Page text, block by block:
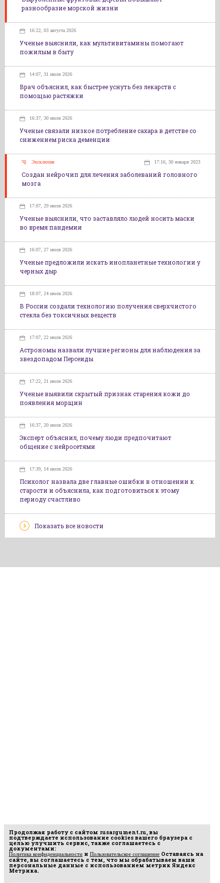
разнообразие морской жизни
16:22, 03 августа 2026
Ученые выяснили, как мультивитамины помогают
пожилым в быту
14:07, 31 июля 2026
Врач объяснил, как быстрее уснуть без лекарств с
помощью растяжки
16:37, 30 июля 2026
Ученые связали низкое потребление сахара в детстве со
снижением риска деменции
Эксклюзив 17:16, 30 января 2023
Создан нейрочип для лечения заболеваний головного
мозга
17:07, 29 июля 2026
Ученые выяснили, что заставляло людей носить маски
во время пандемии
16:07, 27 июля 2026
Ученые предложили искать инопланетные технологии у
черных дыр
18:07, 24 июля 2026
В России создали технологию получения сверхчистого
стекла без токсичных веществ
17:07, 22 июля 2026
Астрономы назвали лучшие регионы для наблюдения за
звездопадом Персеиды
17:22, 21 июля 2026
Ученые выявили скрытый признак старения кожи до
появления морщин
16:37, 20 июля 2026
Эксперт объяснил, почему люди предпочитают
общение с нейросетями
17:39, 14 июля 2026
Психолог назвала две главные ошибки в отношении к
старости и объяснила, как подготовиться к этому
периоду счастливо
Показать все новости
Продолжая работу с сайтом rusargument.ru, вы
подтверждаете использование cookies вашего браузера с
целью улучшить сервис, также соглашаетесь с
документами:
Политика конфиденциальности и Пользовательское соглашение Оставаясь на
сайте, вы соглашаетесь с тем, что мы обрабатываем ваши
персональные данные с использованием метрик Яндекс
Метрика.